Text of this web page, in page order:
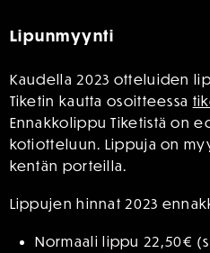
Lipunmyynti
Kaudella 2023 otteluiden
Tiketin kautta osoitteessa
Ennakkolippu Tiketistä on
kotiotteluun. Lippuja on
kentän porteilla.
Lippujen hinnat 2023
Normaali lippu 22,50€